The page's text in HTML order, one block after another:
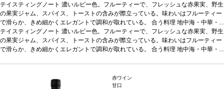
テイスティングノート 濃いルビー色。フルーティーで、フレッシュな赤果実、野生
の果実ジャム、スパイス、トーストの含みが際立っている。味わいはフルーティー
で滑らか、きめ細かくエレガントで調和が取れている。 合う料理 地中海・中華・
インド・アフリカ料理、ソフトチーズ、魚、白身肉、赤身肉 葡萄品種40% アルフ
ロシェイロ、30% アラゴネス、30% トゥーリガ・ナショナル*本ヴィンテージが在
庫切れの場合、在庫があり価格が同様の場合は自動的に次のヴィンテージに変更さ
テイスティングノート 濃いルビー色。フルーティーで、フレッシュな赤果実、野生
の果実ジャム、スパイス、トーストの含みが際立っている。味わいはフルーティー
で滑らか、きめ細かくエレガントで調和が取れている。 合う料理 地中海・中華・
庫切れの場合、在庫があり価格が同様の場合は自動的に次のヴィンテージに変更さ
れます、ご了承ください。
赤ワイン
甘口